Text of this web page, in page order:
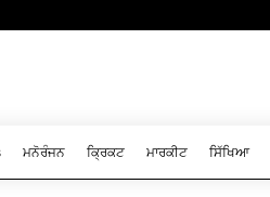
ਮਨੋਰੰਜਨ ਕ੍ਰਿਕਟ ਮਾਰਕੀਟ ਸਿੱਖਿਆ